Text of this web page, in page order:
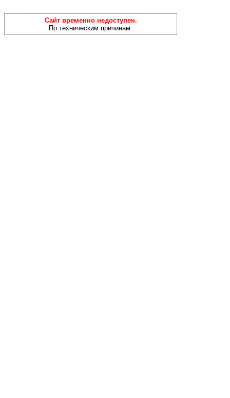
Сайт временно недоступен.
По техническим причинам.